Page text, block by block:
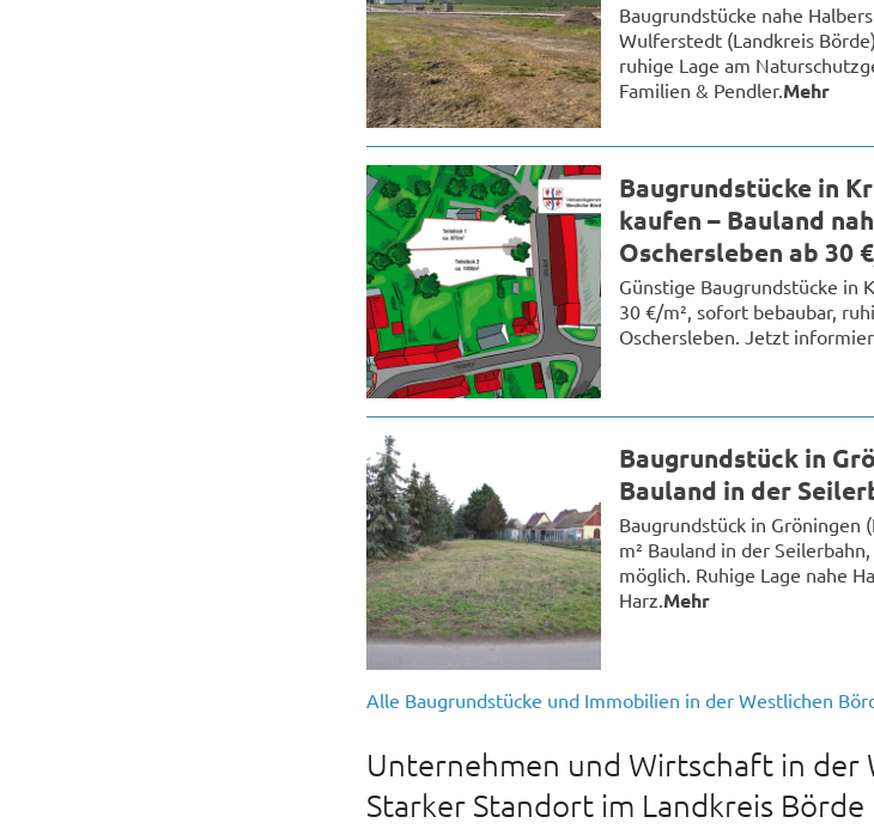
Baugrundstücke nahe
Wulferstedt (Landkreis
ruhige Lage am
Familien & Pendler. Mehr
Baugrundstücke in
kaufen – Bauland
Oschersleben ab 30
Günstige Baugrundstücke in
30 €/m², sofort bebaubar,
Oschersleben. Jetzt
Baugrundstück in
Bauland in der
Baugrundstück in Gröningen
m² Bauland in der
möglich. Ruhige Lage nahe
Harz.Mehr
Alle Baugrundstücke und Immobilien in der Westlichen
Unternehmen und Wirtschaft in der
Starker Standort im Landkreis Börde